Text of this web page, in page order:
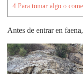
4 Para tomar algo o
Antes de entrar en faena,